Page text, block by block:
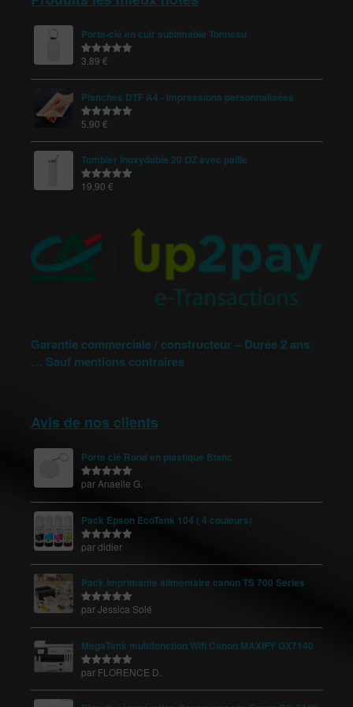
Porte-clé en cuir sublimable Tonneau
Note5.00
3,89 €
Planches DTF A4 - Impressions personnalisées
Note5.00
5,90 €
Tumbler inoxydable 20 OZ avec paille
Note5.00
19,90 €
Garantie commerciale / constructeur – Durée 2 ans
… Sauf mentions contraires
Avis de nos clients
Porte clé Rond en plastique Blanc
Note5sur
par Anaelle G.
Pack Epson EcoTank 104 ( 4 couleurs)
Note 5sur
par didier
Pack imprimante alimentaire canon TS 700 Series
Note5sur
par Jessica Solé
MegaTank multifonction Wifi Canon MAXIFY GX7140
Note sur
par FLORENCE D.